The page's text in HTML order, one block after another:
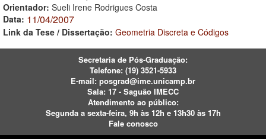
Orientador: Sueli Irene Rodrigues Costa
Data: 11/04/2007
Link da Tese / Dissertação: Geometria Discreta e Códigos
Secretaria de Pós-Graduação:
Telefone: (19) 3521-5933
E-mail: posgrad@ime.unicamp.br
Sala: 17 - Saguão IMECC
Atendimento ao público:
Segunda a sexta-feira, 9h às 12h e 13h30 às 17h
Fale conosco